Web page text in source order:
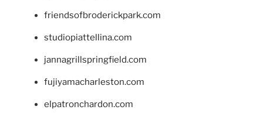
friendsofbroderickpark.com
studiopiattellina.com
jannagrillspringfield.com
fujiyamacharleston.com
elpatronchardon.com